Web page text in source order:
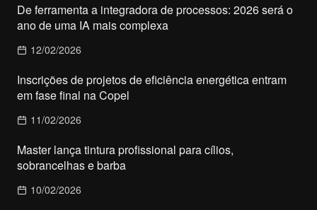
De ferramenta a integradora de processos: 2026 será o
ano de uma IA mais complexa
12/02/2026
Inscrições de projetos de eficiência energética entram
em fase final na Copel
11/02/2026
Master lança tintura profissional para cílios,
sobrancelhas e barba
10/02/2026